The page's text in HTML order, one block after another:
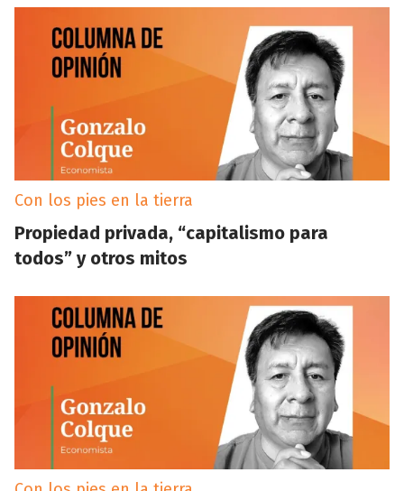
Con los pies en la tierra
Propiedad privada, “capitalismo para
todos” y otros mitos